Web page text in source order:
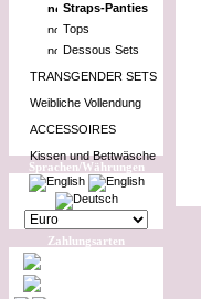
Straps-Panties
Tops
Dessous Sets
TRANSGENDER SETS
Weibliche Vollendung
ACCESSOIRES
Kissen und Bettwäsche
Sprachen/Währungen
Zahlungsarten